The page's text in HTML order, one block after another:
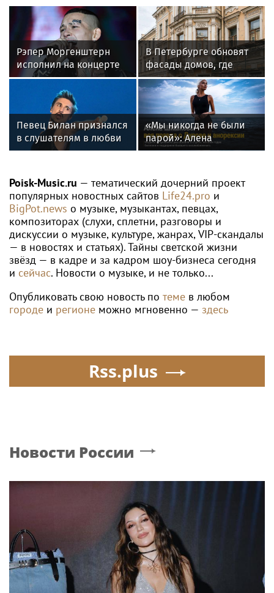
Рэпер Моргенштерн
исполнил на концерте
песню Мии Бойки
"Базовый минимум"
В Петербурге обновят
фасады домов, где
жили Чайковский и
Тургенев
Певец Билан признался
в слушателям в любви
после критики
«Мы никогда не были
парой»: Алена
Шишкова — о Павле
Тимати
Poisk-Music.ru — тематический дочерний проект
популярных новостных сайтов Life24.pro и
BigPot.news о музыке, музыкантах, певцах,
композиторах (слухи, сплетни, разговоры и
дискуссии о музыке, культуре, жанрах, VIP-скандалы
— в новостях и статьях). Тайны светской жизни
звёзд — в кадре и за кадром шоу-бизнеса сегодня
и сейчас. Новости о музыке, и не только...
Опубликовать свою новость по теме в любом
городе и регионе можно мгновенно — здесь
Rss.plus
Новости России